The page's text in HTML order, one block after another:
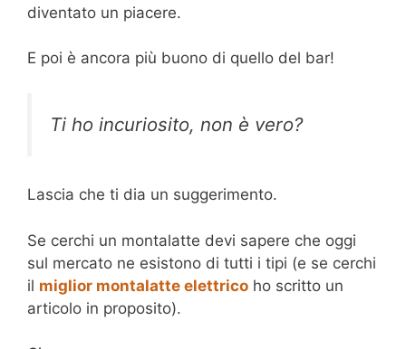
diventato un piacere.
E poi è ancora più buono di quello del bar!
Ti ho incuriosito, non è vero?
Lascia che ti dia un suggerimento.
Se cerchi un montalatte devi sapere che oggi
sul mercato ne esistono di tutti i tipi (e se cerchi
il miglior montalatte elettrico ho scritto un
articolo in proposito).